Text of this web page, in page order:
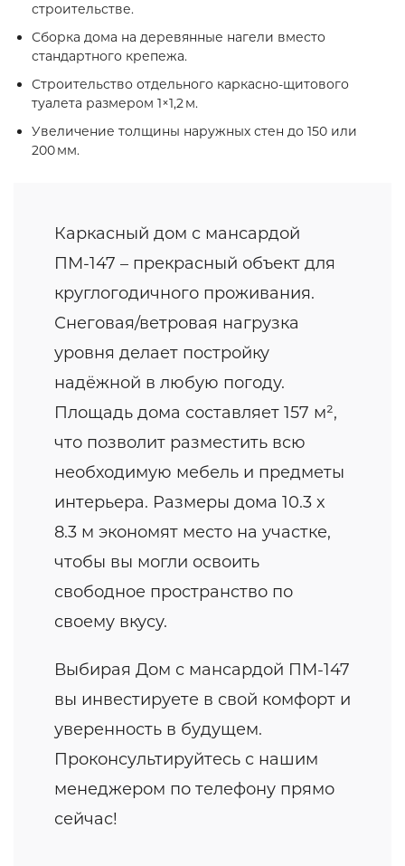
строительстве.
Сборка дома на деревянные нагели вместо
стандартного крепежа.
Строительство отдельного каркасно‑щитового
туалета размером 1×1,2 м.
Увеличение толщины наружных стен до 150 или
200 мм.
Каркасный дом с мансардой
ПМ-147 – прекрасный объект для
круглогодичного проживания.
Снеговая/ветровая нагрузка
уровня делает постройку
надёжной в любую погоду.
Площадь дома составляет 157 м²,
что позволит разместить всю
необходимую мебель и предметы
интерьера. Размеры дома 10.3 x
8.3 м экономят место на участке,
чтобы вы могли освоить
свободное пространство по
своему вкусу.
Выбирая Дом с мансардой ПМ-147
вы инвестируете в свой комфорт и
уверенность в будущем.
Проконсультируйтесь с нашим
менеджером по телефону прямо
сейчас!